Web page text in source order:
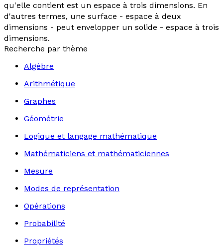
qu'elle contient est un espace à trois dimensions. En
d'autres termes, une surface - espace à deux
dimensions - peut envelopper un solide - espace à trois
dimensions.
Recherche par thème
Algèbre
Arithmétique
Graphes
Géométrie
Logique et langage mathématique
Mathématiciens et mathématiciennes
Mesure
Modes de représentation
Opérations
Probabilité
Propriétés